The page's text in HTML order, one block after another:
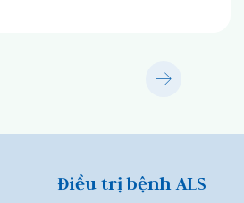
Điều trị bệnh ALS